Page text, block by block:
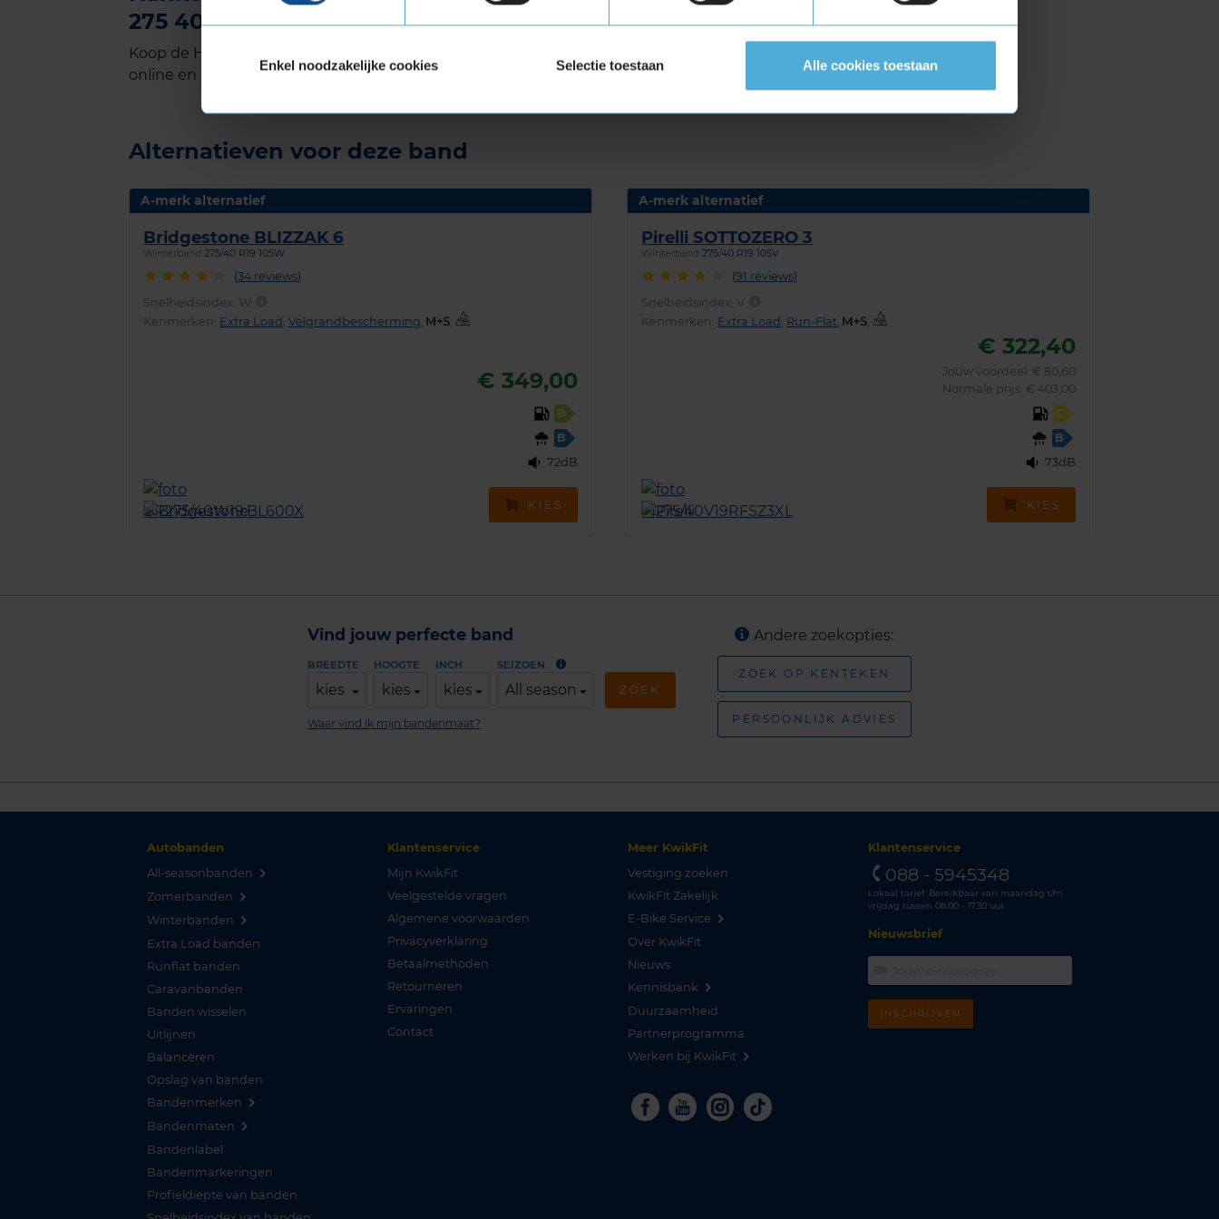
Enkel noodzakelijke cookies Selectie toestaan Alle cookies toestaan
275 40 R19 kopen bij KwikFit
Koop de Hankook WINTER I*CEPT EVO3 Extra load in de maat 275 40 R19 eenvoudig
online en plan ook gelijk online je montageafspraak in bij jouw KwikFit vestiging.
Alternatieven voor deze band
A-merk alternatief
Bridgestone BLIZZAK 6
Winterband 275/40 R19 105W
(34 reviews)
Snelheidsindex: W
Kenmerken: Extra Load Velgrandbescherming ,
€ 349,00
B
B
72dB
KIES
A-merk alternatief
Pirelli SOTTOZERO 3
Winterband 275/40 R19 105V
(91 reviews)
Snelheidsindex:V
Kenmerken: Extra Load Run-Flat , ,
€ 322,40
Jouw voordeel: € 80,60
Normale prijs: € 403,00
C
B
73dB
KIES
Vind jouw perfecte band
BREEDTE
kies
HOOGTE
kies
INCH
kies
SEIZOEN
All season ZOEK
Waar vind ik mijn bandenmaat?
Andere zoekopties:
ZOEK OP KENTEKEN
PERSOONLIJK ADVIES
Autobanden
All-seasonbanden
Zomerbanden
Winterbanden
Extra Load banden
Runflat banden
Caravanbanden
Banden wisselen
Uitlijnen
Balanceren
Opslag van banden
Bandenmerken
Bandenmaten
Bandenlabel
Bandenmarkeringen
Profieldiepte van banden
Klantenservice
Mijn KwikFit
Veelgestelde vragen
Algemene voorwaarden
Privacyverklaring
Betaalmethoden
Retourneren
Ervaringen
Contact
Meer KwikFit
Vestiging zoeken
KwikFit Zakelijk
E-Bike Service
Over KwikFit
Nieuws
Kennisbank
Duurzaamheid
Partnerprogramma
Werken bij KwikFit
Facebook
YoutubeInstagram
Tiktok
Klantenservice
088 - 5945348
Lokaal tarief. Bereikbaar van maandag t/m
vrijdag tussen 08.00 - 17.30 uur.
Nieuwsbrief
INSCHRIJVEN